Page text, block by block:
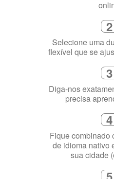
Escolha um
2
Selecione uma
3
Diga-nos
4
Fique combinado
de idioma nativo